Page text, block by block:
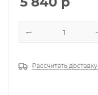
Рассчитать доставку